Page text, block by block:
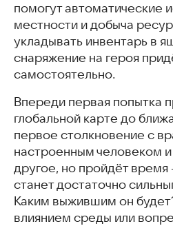
помогут автоматические
местности и добыча
укладывать инвентарь в
снаряжение на героя
самостоятельно.
Впереди первая попытка
глобальной карте до
первое столкновение с
настроенным человеком
другое, но пройдёт
станет достаточно
Каким выжившим он
влиянием среды или